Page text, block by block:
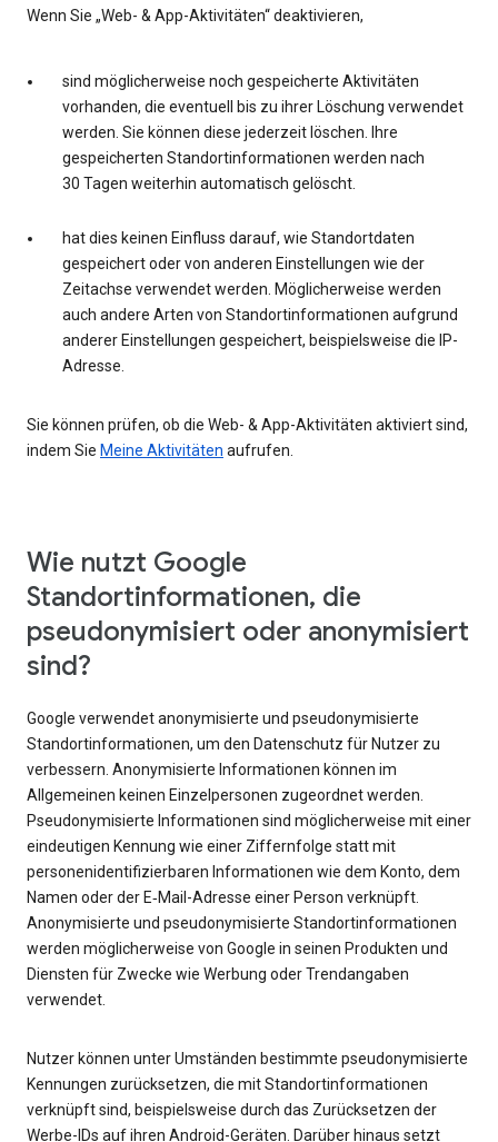
Wenn Sie „Web- & App-Aktivitäten“ deaktivieren,
sind möglicherweise noch gespeicherte Aktivitäten
vorhanden, die eventuell bis zu ihrer Löschung verwendet
werden. Sie können diese jederzeit löschen. Ihre
gespeicherten Standortinformationen werden nach
30 Tagen weiterhin automatisch gelöscht.
hat dies keinen Einfluss darauf, wie Standortdaten
gespeichert oder von anderen Einstellungen wie der
Zeitachse verwendet werden. Möglicherweise werden
auch andere Arten von Standortinformationen aufgrund
anderer Einstellungen gespeichert, beispielsweise die IP-
Adresse.
Sie können prüfen, ob die Web- & App-Aktivitäten aktiviert sind,
indem Sie Meine Aktivitäten aufrufen.
Wie nutzt Google
Standortinformationen, die
pseudonymisiert oder anonymisiert
sind?
Google verwendet anonymisierte und pseudonymisierte
Standortinformationen, um den Datenschutz für Nutzer zu
verbessern. Anonymisierte Informationen können im
Allgemeinen keinen Einzelpersonen zugeordnet werden.
Pseudonymisierte Informationen sind möglicherweise mit einer
eindeutigen Kennung wie einer Ziffernfolge statt mit
personenidentifizierbaren Informationen wie dem Konto, dem
Namen oder der E‑Mail-Adresse einer Person verknüpft.
Anonymisierte und pseudonymisierte Standortinformationen
werden möglicherweise von Google in seinen Produkten und
Diensten für Zwecke wie Werbung oder Trendangaben
verwendet.
Nutzer können unter Umständen bestimmte pseudonymisierte
Kennungen zurücksetzen, die mit Standortinformationen
verknüpft sind, beispielsweise durch das Zurücksetzen der
Werbe-IDs auf ihren Android-Geräten. Darüber hinaus setzt